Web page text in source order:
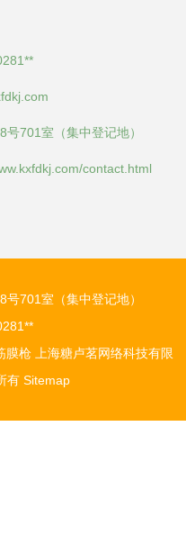
701室（集中登记地）
contact.html
701室（集中登记地）
膜枪
上海糖卢茗网络科技有限
有 Sitemap